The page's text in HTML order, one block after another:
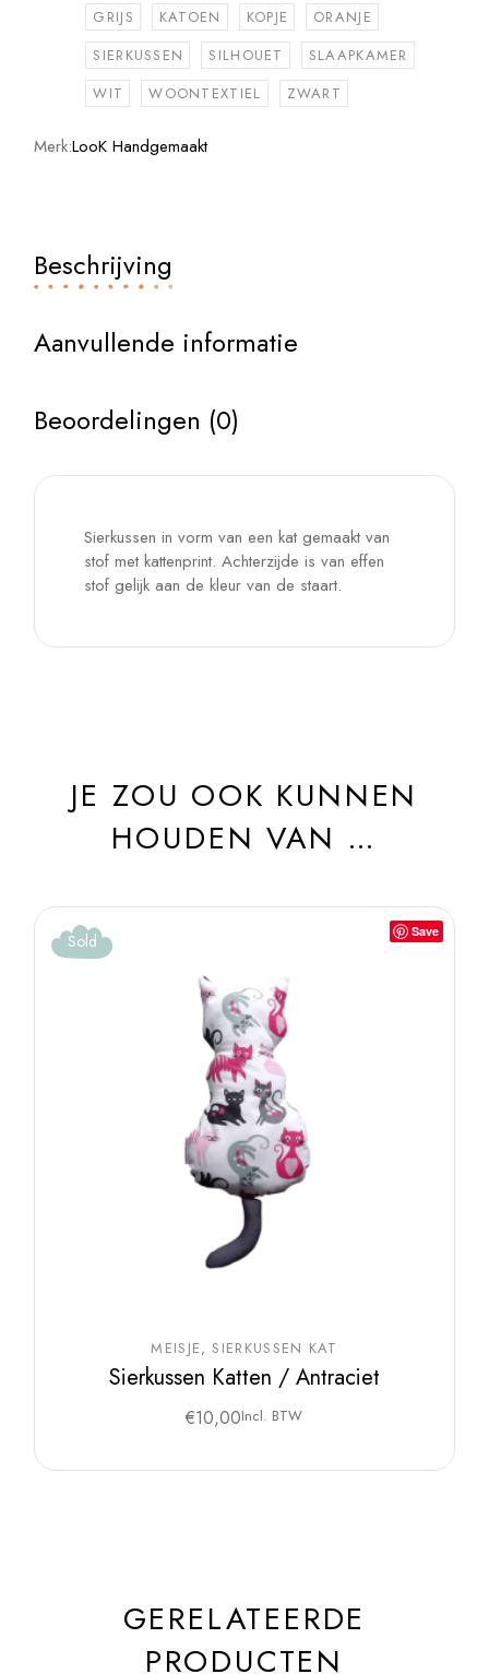
GRIJS
KATOEN KOPJE
ORANJE
SIERKUSSEN
SILHOUET
SLAAPKAMER
WIT
WOONTEXTIEL ZWART
Merk:LooK Handgemaakt
Beschrijving
Aanvullende informatie
Beoordelingen (0)
Sierkussen in vorm van een kat gemaakt van
stof met kattenprint. Achterzijde is van effen
stof gelijk aan de kleur van de staart.
JE ZOU OOK KUNNEN
HOUDEN VAN …
Save
Sold
MEISJE SIERKUSSEN KAT
Sierkussen Katten / Antraciet
€10,00Incl. BTW
GERELATEERDE
PRODUCTEN